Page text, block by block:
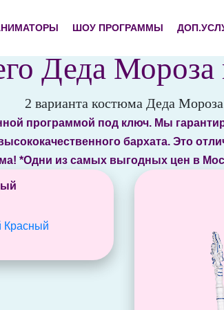
ШОУ ПРОГРАММЫ
Деда
2 варианта костюма Деда Мороза
программой под ключ. Мы
бархата. Это
*Одни из самых выгодных цен в